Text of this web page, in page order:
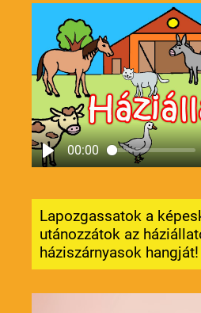
00:00
Lapozgassatok a
utánozzátok az
háziszárnyasok hangját!